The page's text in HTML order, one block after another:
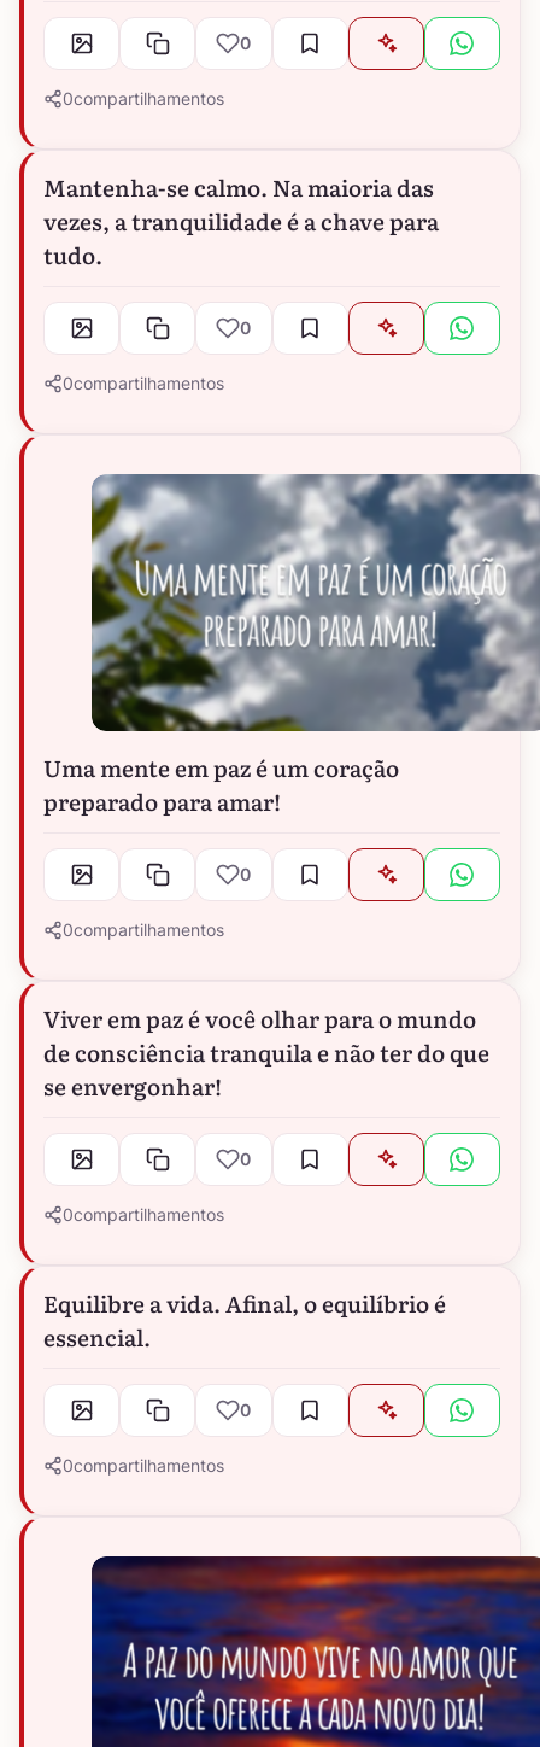
0
0compartilhamentos
Mantenha-se calmo. Na maioria das
vezes, a tranquilidade é a chave para
tudo.
0
0compartilhamentos
Uma mente em paz é um coração
preparado para amar!
0
0compartilhamentos
Viver em paz é você olhar para o mundo
de consciência tranquila e não ter do que
se envergonhar!
0
0compartilhamentos
Equilibre a vida. Afinal, o equilíbrio é
essencial.
0
0compartilhamentos